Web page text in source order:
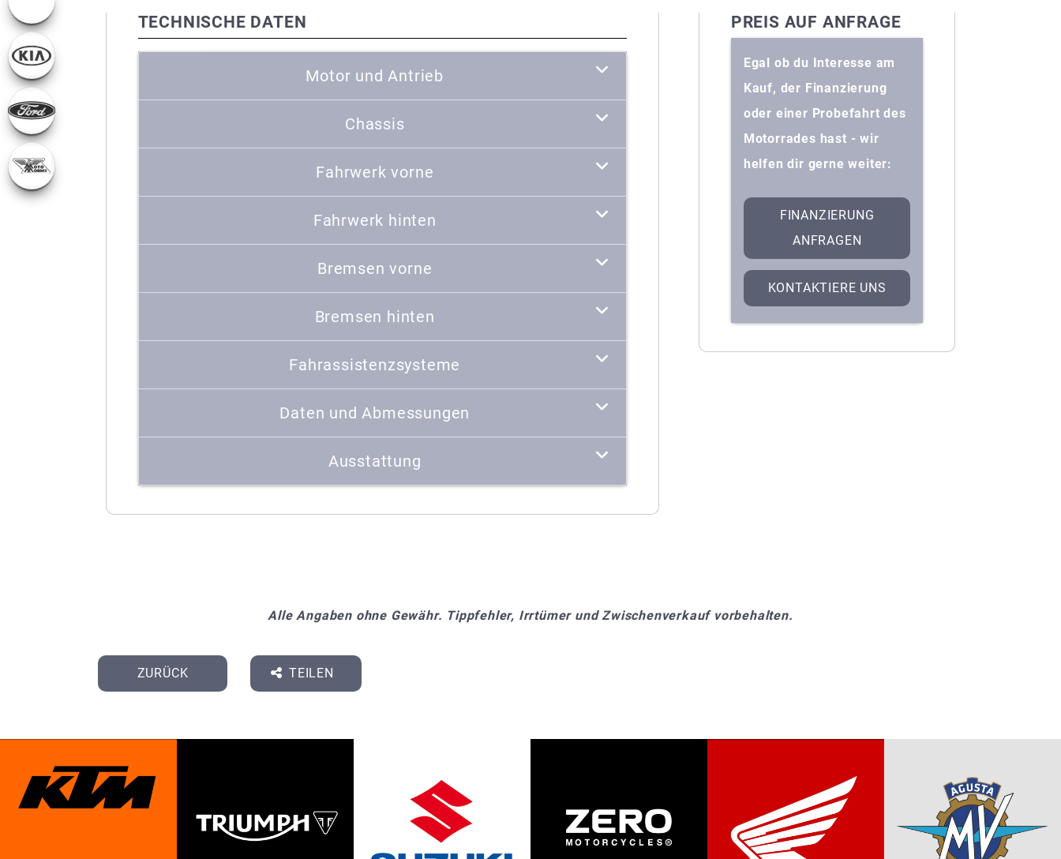
TECHNISCHE DATEN
Motor und Antrieb
Chassis
Fahrwerk vorne
Fahrwerk hinten
Bremsen vorne
Bremsen hinten
Fahrassistenzsysteme
Daten und Abmessungen
Ausstattung
PREIS AUF ANFRAGE
Egal ob du Interesse am
Kauf, der Finanzierung
oder einer Probefahrt des
Motorrades hast - wir
helfen dir gerne weiter:
FINANZIERUNG
ANFRAGEN
KONTAKTIERE UNS
Alle Angaben ohne Gewähr. Tippfehler, Irrtümer und Zwischenverkauf vorbehalten.
ZURÜCK TEILEN